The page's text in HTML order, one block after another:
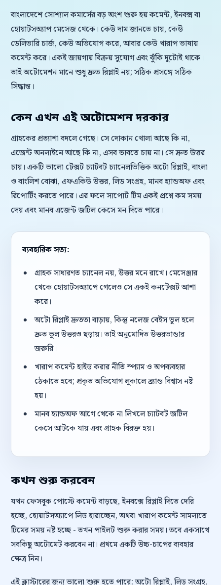
বাংলাদেশে সোশ্যাল কমার্সের বড় অংশ শুরু হয় কমেন্ট, ইনবক্স বা
হোয়াটসঅ্যাপ মেসেজ থেকে। কেউ দাম জানতে চায়, কেউ
ডেলিভারি চার্জ, কেউ অভিযোগ করে, আবার কেউ খারাপ ভাষায়
কমেন্ট করে। একই জায়গায় বিক্রয় সুযোগ এবং ঝুঁকি দুটোই থাকে।
তাই অটোমেশন মানে শুধু দ্রুত রিপ্লাই নয়; সঠিক প্রসঙ্গে সঠিক
সিদ্ধান্ত।
কেন এখন এই অটোমেশন দরকার
গ্রাহকের প্রত্যাশা বদলে গেছে। সে দোকান খোলা আছে কি না,
এজেন্ট অনলাইনে আছে কি না, এসব ভাবতে চায় না। সে দ্রুত উত্তর
চায়। একটি ভালো টেক্সট চ্যাটবট চ্যানেলভিত্তিক অটো রিপ্লাই, বাংলা
ও বাংলিশ বোঝা, এফএকিউ উত্তর, লিড সংগ্রহ, মানব হ্যান্ডঅফ এবং
রিপোর্টিং করতে পারে। এর ফলে সাপোর্ট টিম একই প্রশ্নে কম সময়
দেয় এবং মানব এজেন্ট জটিল কেসে মন দিতে পারে।
ব্যবহারিক সত্য:
গ্রাহক সাধারণত চ্যানেল নয়, উত্তর মনে রাখে। মেসেঞ্জার
থেকে হোয়াটসঅ্যাপে গেলেও সে একই কনটেক্সট আশা
করে।
অটো রিপ্লাই দ্রুততা বাড়ায়, কিন্তু নলেজ বেইস ভুল হলে
দ্রুত ভুল উত্তরও ছড়ায়। তাই অনুমোদিত উত্তরভান্ডার
জরুরি।
খারাপ কমেন্ট হাইড করার নীতি স্প্যাম ও অপব্যবহার
ঠেকাতে হবে; প্রকৃত অভিযোগ লুকালে ব্র্যান্ড বিশ্বাস নষ্ট
হয়।
মানব হ্যান্ডঅফ আগে থেকে না লিখলে চ্যাটবট জটিল
কেসে আটকে যায় এবং গ্রাহক বিরক্ত হয়।
কখন শুরু করবেন
যখন ফেসবুক পোস্টে কমেন্ট বাড়ছে, ইনবক্সে রিপ্লাই দিতে দেরি
হচ্ছে, হোয়াটসঅ্যাপে লিড হারাচ্ছেন, অথবা খারাপ কমেন্ট সামলাতে
টিমের সময় নষ্ট হচ্ছে - তখন পাইলট শুরু করার সময়। তবে একসাথে
সবকিছু অটোমেট করবেন না। প্রথমে একটি উচ্চ-চাপের ব্যবহার
ক্ষেত্র নিন।
এই ক্লাস্টারের জন্য ভালো শুরু হতে পারে: অটো রিপ্লাই, লিড সংগ্রহ,